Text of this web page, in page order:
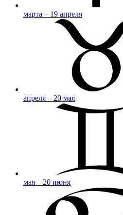
марта – 19 апреля
апреля – 20 мая
мая – 20 июня